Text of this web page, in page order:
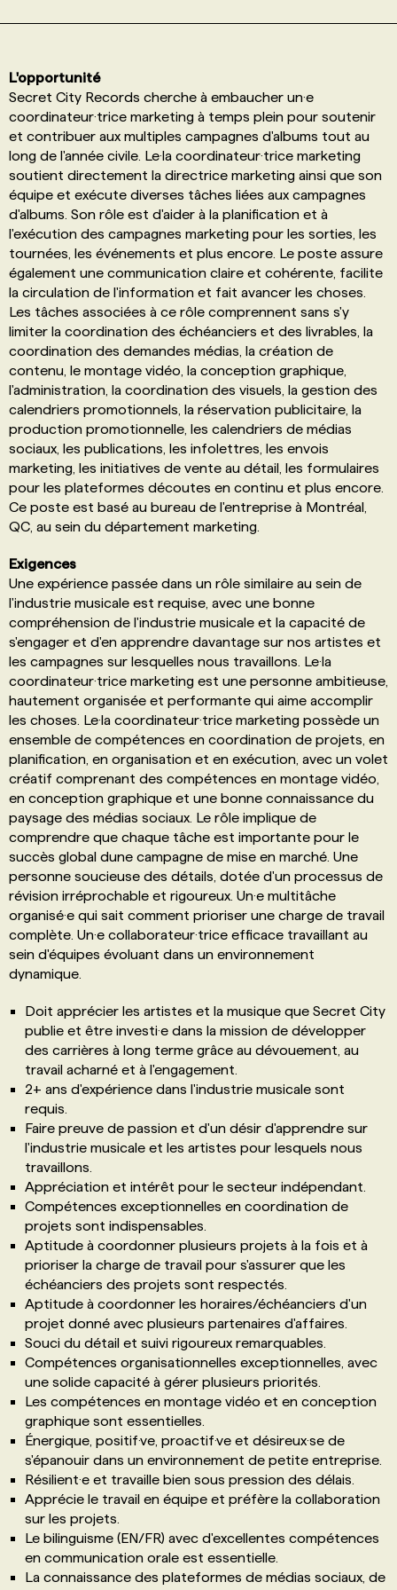
FAQ
ANNONCEZ AVEC NOUS
L'opportunité
Secret City Records cherche à embaucher un·e
coordinateur·trice marketing à temps plein pour soutenir
et contribuer aux multiples campagnes d'albums tout au
long de l'année civile. Le·la coordinateur·trice marketing
soutient directement la directrice marketing ainsi que son
équipe et exécute diverses tâches liées aux campagnes
d'albums. Son rôle est d'aider à la planification et à
l'exécution des campagnes marketing pour les sorties, les
tournées, les événements et plus encore. Le poste assure
également une communication claire et cohérente, facilite
la circulation de l'information et fait avancer les choses.
Les tâches associées à ce rôle comprennent sans s'y
limiter la coordination des échéanciers et des livrables, la
coordination des demandes médias, la création de
contenu, le montage vidéo, la conception graphique,
l'administration, la coordination des visuels, la gestion des
calendriers promotionnels, la réservation publicitaire, la
production promotionnelle, les calendriers de médias
sociaux, les publications, les infolettres, les envois
marketing, les initiatives de vente au détail, les formulaires
pour les plateformes découtes en continu et plus encore.
Ce poste est basé au bureau de l'entreprise à Montréal,
QC, au sein du département marketing.
Exigences
Une expérience passée dans un rôle similaire au sein de
l'industrie musicale est requise, avec une bonne
compréhension de l'industrie musicale et la capacité de
s'engager et d'en apprendre davantage sur nos artistes et
les campagnes sur lesquelles nous travaillons. Le·la
coordinateur·trice marketing est une personne ambitieuse,
hautement organisée et performante qui aime accomplir
les choses. Le·la coordinateur·trice marketing possède un
ensemble de compétences en coordination de projets, en
planification, en organisation et en exécution, avec un volet
créatif comprenant des compétences en montage vidéo,
en conception graphique et une bonne connaissance du
paysage des médias sociaux. Le rôle implique de
comprendre que chaque tâche est importante pour le
succès global dune campagne de mise en marché. Une
personne soucieuse des détails, dotée d'un processus de
révision irréprochable et rigoureux. Un·e multitâche
organisé·e qui sait comment prioriser une charge de travail
complète. Un·e collaborateur·trice efficace travaillant au
sein d'équipes évoluant dans un environnement
dynamique.
Doit apprécier les artistes et la musique que Secret City
publie et être investi·e dans la mission de développer
des carrières à long terme grâce au dévouement, au
travail acharné et à l'engagement.
2+ ans d'expérience dans l'industrie musicale sont
requis.
Faire preuve de passion et d'un désir d'apprendre sur
l'industrie musicale et les artistes pour lesquels nous
travaillons.
Appréciation et intérêt pour le secteur indépendant.
Compétences exceptionnelles en coordination de
projets sont indispensables.
Aptitude à coordonner plusieurs projets à la fois et à
prioriser la charge de travail pour s'assurer que les
échéanciers des projets sont respectés.
Aptitude à coordonner les horaires/échéanciers d'un
projet donné avec plusieurs partenaires d'affaires.
Souci du détail et suivi rigoureux remarquables.
Compétences organisationnelles exceptionnelles, avec
une solide capacité à gérer plusieurs priorités.
Les compétences en montage vidéo et en conception
graphique sont essentielles.
Énergique, positif·ve, proactif·ve et désireux·se de
s'épanouir dans un environnement de petite entreprise.
Résilient·e et travaille bien sous pression des délais.
Apprécie le travail en équipe et préfère la collaboration
sur les projets.
Le bilinguisme (EN/FR) avec d'excellentes compétences
en communication orale est essentielle.
La connaissance des plateformes de médias sociaux, de